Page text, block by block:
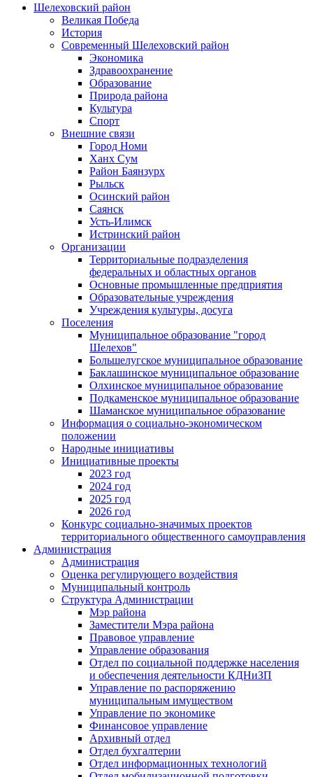
Шелеховский район
Великая Победа
История
Современный Шелеховский район
Экономика
Здравоохранение
Образование
Природа района
Культура
Спорт
Внешние связи
Город Номи
Ханх Сум
Район Баянзурх
Рыльск
Осинский район
Саянск
Усть-Илимск
Истринский район
Организации
Территориальные подразделения
федеральных и областных органов
Основные промышленные предприятия
Образовательные учреждения
Учреждения культуры, досуга
Поселения
Муниципальное образование "город
Шелехов"
Большелугское муниципальное образование
Баклашинское муниципальное образование
Олхинское муниципальное образование
Подкаменское муниципальное образование
Шаманское муниципальное образование
Информация о социально-экономическом
положении
Народные инициативы
Инициативные проекты
2023 год
2024 год
2025 год
2026 год
Конкурс социально-значимых проектов
территориального общественного самоуправления
Администрация
Администрация
Оценка регулирующего воздействия
Муниципальный контроль
Структура Администрации
Мэр района
Заместители Мэра района
Правовое управление
Управление образования
Отдел по социальной поддержке населения
и обеспечения деятельности КДНиЗП
Управление по распоряжению
муниципальным имуществом
Управление по экономике
Финансовое управление
Архивный отдел
Отдел бухгалтерии
Отдел информационных технологий